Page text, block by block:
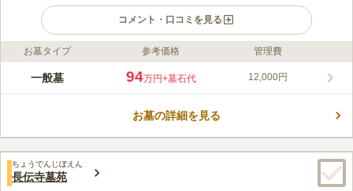
コメント・口コミを見る
ライフドット編集部のコメント
周囲を囲む洗練された都会の街並みに引けを取らない現代的な建
力で、どんな方でも安心してお参りが出来ます。墓地は綺麗に区
口コミ評価
みんなの評価
60代男性
最寄り駅の恵比寿にはお花屋さんもあり便利です。法事の後な
お墓タイプ 参考価格 管理費
一般墓 94万円+墓石代 12,000円
お墓の詳細を見る
ちょうでんじぼえん
長伝寺墓苑